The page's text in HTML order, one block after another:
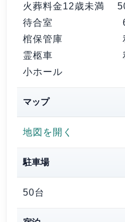
火葬料金12歳未満
待合室
6,000
棺保管庫 利用
霊柩車 利用
小ホール 500
マップ
地図を開く
駐車場
50台